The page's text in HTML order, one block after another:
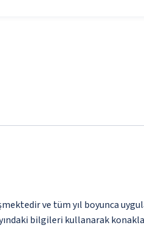
ve tüm yıl boyunca
bilgileri kullanarak